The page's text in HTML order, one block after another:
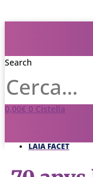
Search
0,00€ 0 Cistella
LAIA FACET